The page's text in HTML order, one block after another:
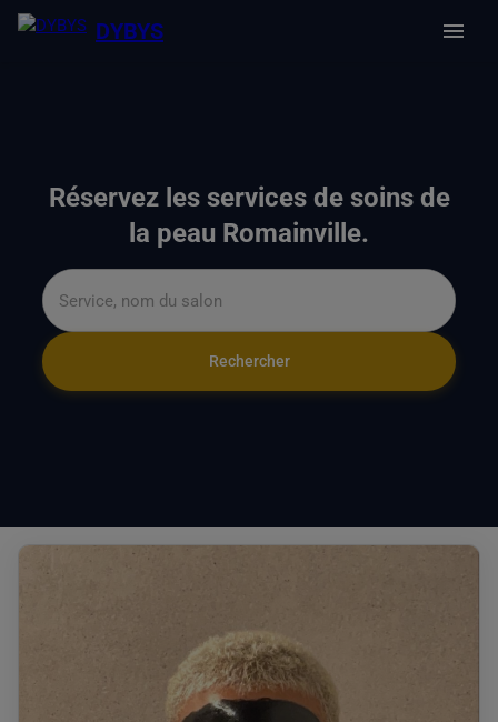
DYBYS
Réservez les services de soins de
la peau Romainville.
Rechercher